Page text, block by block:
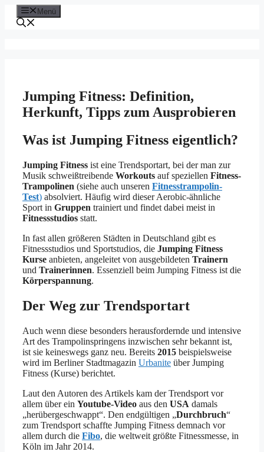
Zum
Inhalt
springen
Menü
Jumping Fitness: Definition,
Herkunft, Tipps zum Ausprobieren
Was ist Jumping Fitness eigentlich?
Jumping Fitness ist eine Trendsportart, bei der man zur
Musik schweißtreibende Workouts auf speziellen Fitness-
Trampolinen (siehe auch unseren Fitnesstrampolin-
Test) absolviert. Häufig wird dieser Aerobic-ähnliche
Sport in Gruppen trainiert und findet dabei meist in
Fitnessstudios statt.
In fast allen größeren Städten in Deutschland gibt es
Fitnessstudios und Sportstudios, die Jumping Fitness
Kurse anbieten, angeleitet von ausgebildeten Trainern
und Trainerinnen. Essenziell beim Jumping Fitness ist die
Körperspannung.
Der Weg zur Trendsportart
Auch wenn diese besonders herausfordernde und intensive
Art des Trampolinspringens inzwischen sehr bekannt ist,
ist sie keineswegs ganz neu. Bereits 2015 beispielsweise
wird im Berliner Stadtmagazin Urbanite über Jumping
Fitness (Kurse) berichtet.
Laut den Autoren des Artikels kam der Trendsport vor
allem über ein Youtube-Video aus den USA damals
„herübergeschwappt“. Den endgültigen „Durchbruch“
zum Trendsport schaffte Jumping Fitness demnach vor
allem durch die Fibo, die weltweit größte Fitnessmesse, in
Köln im Jahr 2014.